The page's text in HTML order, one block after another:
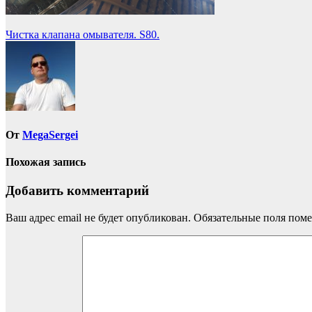
Навигация
записям
Чистка клапана омывателя. S80.
От MegaSergei
Похожая запись
Добавить комментарий
Ваш адрес email не будет опубликован. Обязательные поля